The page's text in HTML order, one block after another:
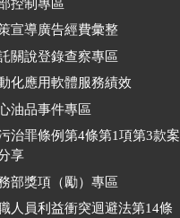
控制專區
宣導廣告經費彙整
關說登錄查察專區
化應用軟體服務績效
油品事件專區
治罪條例第4條第1項第3款案
享
部獎項（勵）專區
人員利益衝突迴避法第14條